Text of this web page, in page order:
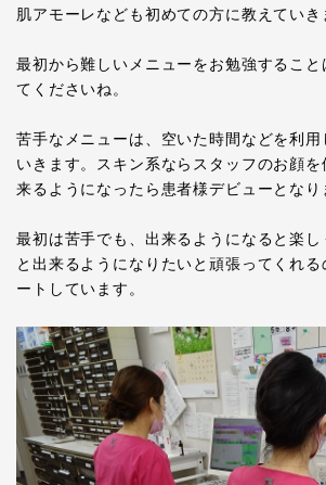
肌アモーレなども初めての方に教えていき
最初から難しいメニューをお勉強すること
てくださいね。
苦手なメニューは、空いた時間などを利
いきます。スキン系ならスタッフのお顔
来るようになったら患者様デビューとなり
最初は苦手でも、出来るようになると楽し
と出来るようになりたいと頑張ってくれ
ートしています。